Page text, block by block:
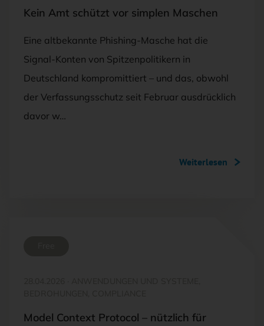
Kein Amt schützt vor simplen Maschen
Eine altbekannte Phishing-Masche hat die
Signal-Konten von Spitzenpolitikern in
Deutschland kompromittiert – und das, obwohl
der Verfassungsschutz seit Februar ausdrücklich
davor w…
Weiterlesen
Model Context Protocol – nützlich für